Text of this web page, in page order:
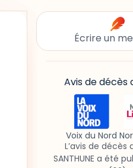
Écrire un
Avis de décès
Voix du Nord
L’avis de décès
SANTHUNE a été